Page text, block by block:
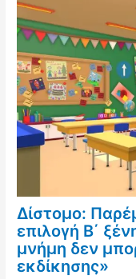
Δίστομο:
επιλογή Β΄
μνήμη δεν
εκδίκησης»